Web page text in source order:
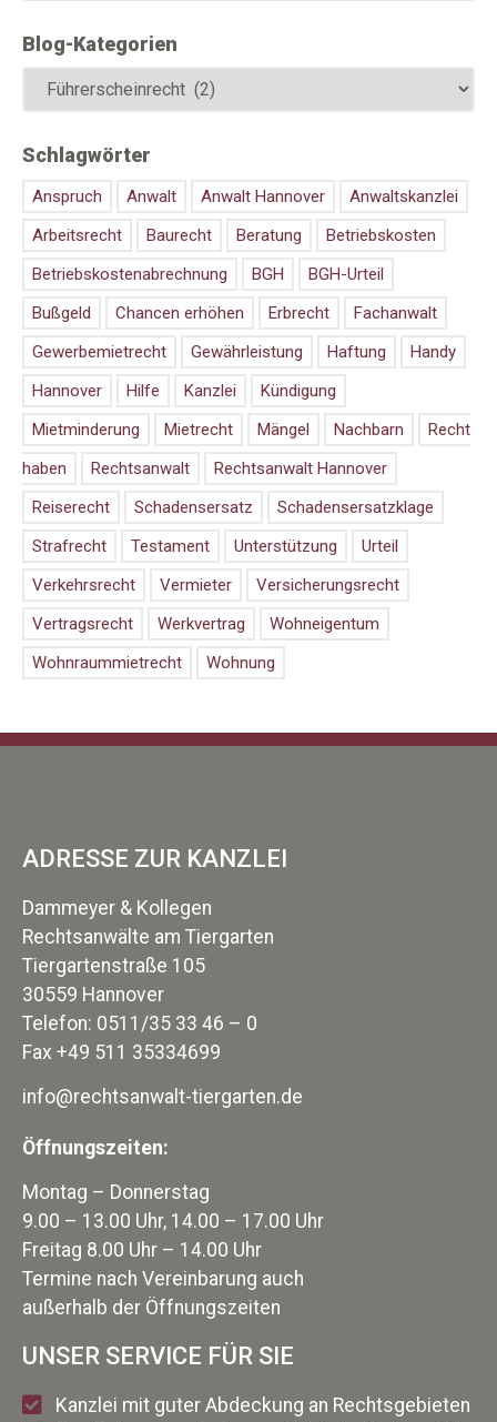
Blog-Kategorien
Schlagwörter
Anspruch Anwalt Anwalt Hannover
Anwaltskanzlei
Arbeitsrecht
Baurecht Beratung
Betriebskosten
Betriebskostenabrechnung
BGH
BGH-Urteil
Bußgeld
Chancen erhöhen Erbrecht
Fachanwalt
Gewerbemietrecht
Gewährleistung Haftung
Handy
Hannover
Hilfe Kanzlei
Kündigung
Mietminderung
Mietrecht Mängel Nachbarn
Recht
haben
Rechtsanwalt
Rechtsanwalt Hannover
Reiserecht
Schadensersatz
Schadensersatzklage
Strafrecht
Testament Unterstützung
Urteil
Verkehrsrecht
Vermieter
Versicherungsrecht
Vertragsrecht
Werkvertrag
Wohneigentum
Wohnraummietrecht
Wohnung
ADRESSE ZUR KANZLEI
Dammeyer & Kollegen
Rechtsanwälte am Tiergarten
Tiergartenstraße 105
30559 Hannover
Telefon: 0511/35 33 46 – 0
Fax +49 511 35334699
info@rechtsanwalt-tiergarten.de
Öffnungszeiten:
Montag – Donnerstag
9.00 – 13.00 Uhr, 14.00 – 17.00 Uhr
Freitag 8.00 Uhr – 14.00 Uhr
Termine nach Vereinbarung auch
außerhalb der Öffnungszeiten
UNSER SERVICE FÜR SIE
Kanzlei mit guter Abdeckung an Rechtsgebieten